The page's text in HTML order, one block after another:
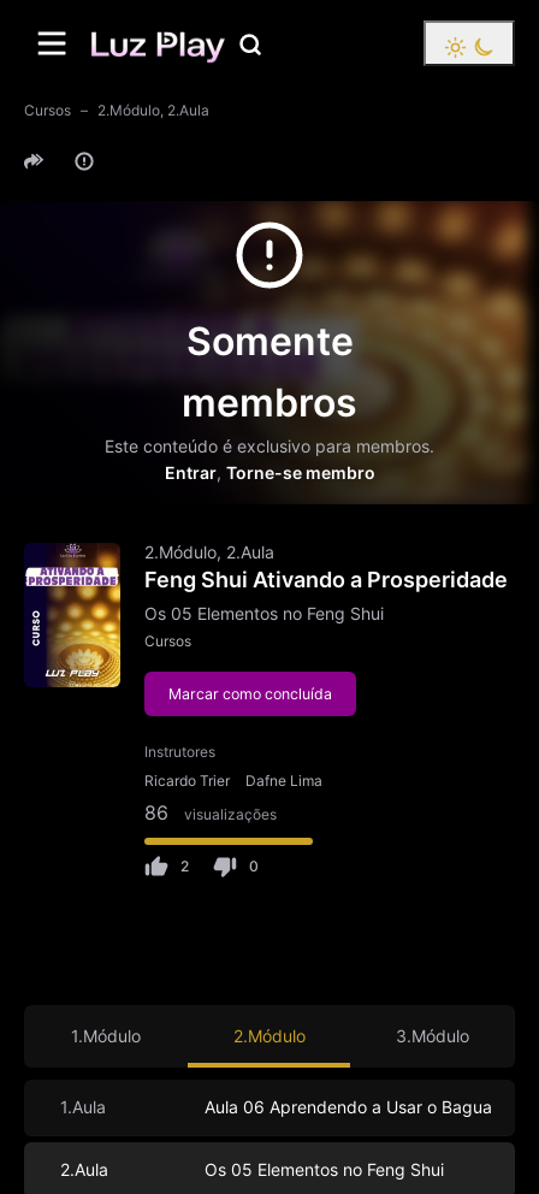
Cursos 2.Módulo, 2.Aula
Somente
membros
Este conteúdo é exclusivo para membros.
Entrar, Torne-se membro
2.Módulo, 2.Aula
Feng Shui Ativando a Prosperidade
Os 05 Elementos no Feng Shui
Cursos
Marcar como concluída
Instrutores
Ricardo Trier
Dafne Lima
86 visualizações
2 0
1.Módulo 2.Módulo 3.Módulo
1.Aula Aula 06 Aprendendo a Usar o Bagua
2.Aula Os 05 Elementos no Feng Shui